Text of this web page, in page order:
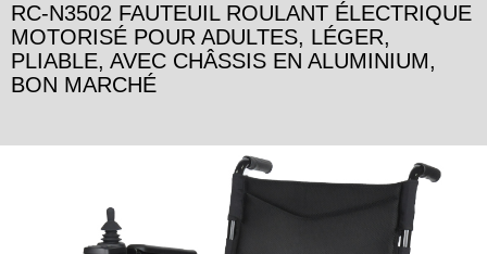
RC-N3502 FAUTEUIL ROULANT ÉLECTRIQUE
MOTORISÉ POUR ADULTES, LÉGER,
PLIABLE, AVEC CHÂSSIS EN ALUMINIUM,
BON MARCHÉ